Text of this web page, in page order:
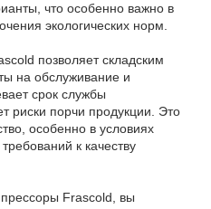
что особенно важно в
экологических норм.
позволяет складским
на обслуживание и
срок службы
риски порчи продукции. Это
особенно в условиях
к качеству
Frascold, вы